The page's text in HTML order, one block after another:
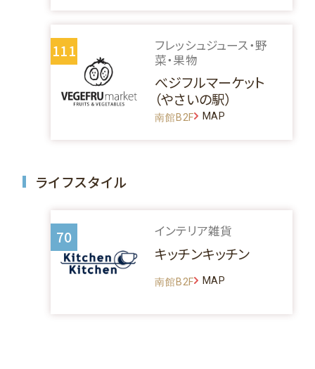
111
フレッシュジュース・野
菜・果物
べジフルマーケット
（やさいの駅）
南館B2F MAP
ライフスタイル
70 インテリア雑貨
キッチンキッチン
南館B2F MAP